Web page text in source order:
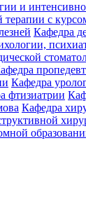
и
терапии с
Кафедра
Кафедра
фтизиатрии
Кафедра